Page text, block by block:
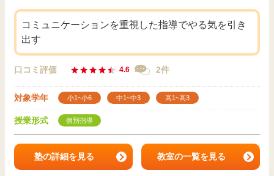
コミュニケーションを重視した指導でやる気を引き
出す
口コミ評価 4.6 2件
対象学年 小1~小6 中1~中3 高1~高3
授業形式 個別指導
塾の詳細を見る 教室の一覧を見る